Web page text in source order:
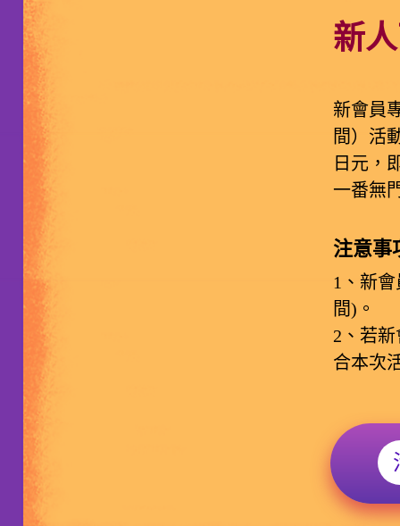
新
新會員
間）活
日元，
一番無
注意事
1、新
間)。
2、若
合本次